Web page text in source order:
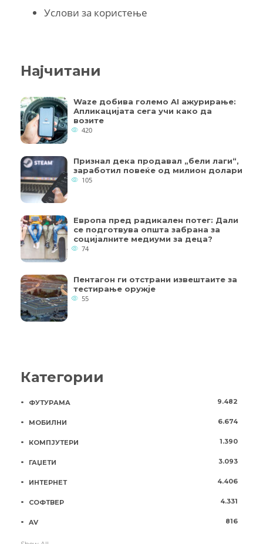
Услови за користење
Најчитани
Waze добива големо AI ажурирање:
Апликацијата сега учи како да
возите
420
Признал дека продавал „бели лаги“,
заработил повеќе од милион долари
105
Европа пред радикален потег: Дали
се подготвува општа забрана за
социјалните медиуми за деца?
74
Пентагон ги отстрани извештаите за
тестирање оружје
55
Категории
ФУТУРАМА 9.482
МОБИЛНИ 6.674
КОМПЈУТЕРИ 1.390
ГАЏЕТИ 3.093
ИНТЕРНЕТ 4.406
СОФТВЕР 4.331
AV 816